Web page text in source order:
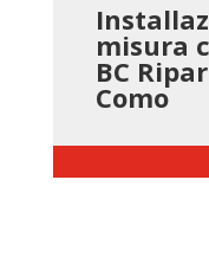
misura
BC
Como